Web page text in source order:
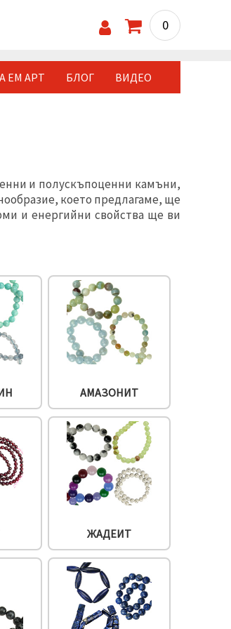
0
ЕМ АРТ БЛОГ ВИДЕО
и полускъпоценни камъни,
което предлагаме, ще
и енергийни свойства ще ви
АМАЗОНИТ
ЖАДЕИТ